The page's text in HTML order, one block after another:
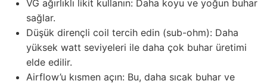
VG ağırlıklı likit kullanın: Daha koyu ve yoğun buhar
sağlar.
Düşük dirençli coil tercih edin (sub-ohm): Daha
yüksek watt seviyeleri ile daha çok buhar üretimi
elde edilir.
Airflow’u kısmen açın: Bu, daha sıcak buhar ve